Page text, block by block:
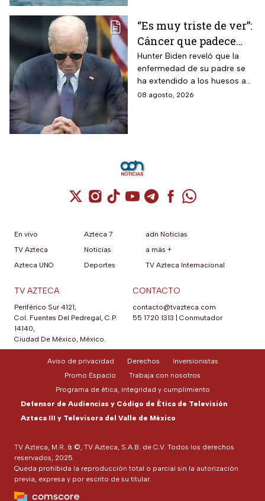
“Es muy triste de ver”:
Cáncer que padece
Joe Biden se propaga
y causa metástasis
Hunter Biden reveló que la
enfermedad de su padre se
ha extendido a los huesos a
pesar del tratamiento.
08 agosto, 2026
Cuenta de X / Twitter (se abre en una
Cuenta de Instagram (se abre en una
Cuenta de TikTok (se abre en
Cuenta de YouTube (se abre
Cuenta de Telegram (se
Cuenta de
Cuenta de
En vivo
TV Azteca
Azteca UNO
Azteca 7
Noticias
Deportes
adn Noticias
a más +
TV Azteca Internacional
TV AZTECA
Periférico Sur 4121,
Col. Fuentes Del Pedregal, C.P.
14140,
Ciudad De México, México.
CONTACTO
contacto@tvazteca.com
55 1720 1313
Conmutador
TV Azteca, M.R. & ©, TV Azteca, S.A.B. de C.V. Todos los derechos
reservados, 2025.
Queda prohibida la reproducción total o parcial sin la autorización
previa, expresa y por escrito de su titular.
Aviso de privacidad Derechos
Inversionistas
Promo Espacio
Trabaja con nosotros
Programa de ética, integridad y cumplimiento
Defensor de Audiencias y Código de Ética de Televisión
Azteca III y Televisora del Valle de México